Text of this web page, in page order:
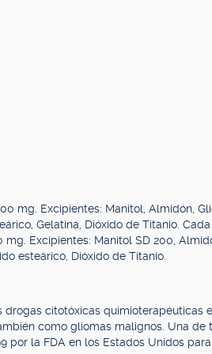
mg. Excipientes: Manitol, Almidón,
Gelatina, Dióxido de Titanio.
Excipientes: Manitol SD 200,
esteárico, Dióxido de Titanio.
citotóxicas quimioterapéuticas
como gliomas malignos. Una de
por la FDA en los Estados Unidos